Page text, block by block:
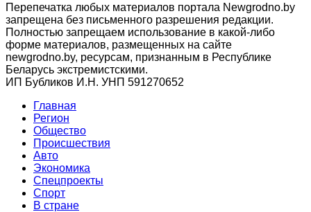
Перепечатка любых материалов портала Newgrodno.by
запрещена без письменного разрешения редакции.
Полностью запрещаем использование в какой-либо
форме материалов, размещенных на сайте
newgrodno.by, ресурсам, признанным в Республике
Беларусь экстремистскими.
ИП Бубликов И.Н. УНП 591270652
Главная
Регион
Общество
Происшествия
Авто
Экономика
Спецпроекты
Cпорт
В стране